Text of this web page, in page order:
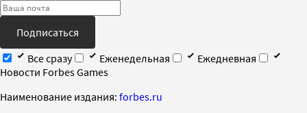
Подписаться
Все сразу
Еженедельная
Ежедневная
Новости Forbes Games
Наименование издания: forbes.ru